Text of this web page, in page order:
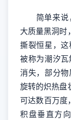
简单来说，
大质量黑洞时
撕裂恒星，
被称为潮汐
消失，部分
旋转的炽热
可达数百万度
积盘垂直方